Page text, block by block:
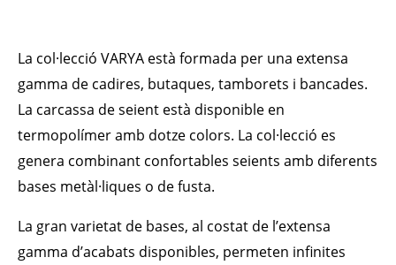
La col·lecció VARYA està formada per una extensa
gamma de cadires, butaques, tamborets i bancades.
La carcassa de seient està disponible en
termopolímer amb dotze colors. La col·lecció es
genera combinant confortables seients amb diferents
bases metàl·liques o de fusta.
La gran varietat de bases, al costat de l’extensa
gamma d’acabats disponibles, permeten infinites